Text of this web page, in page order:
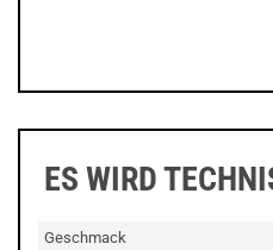
ES WIRD
Geschmack